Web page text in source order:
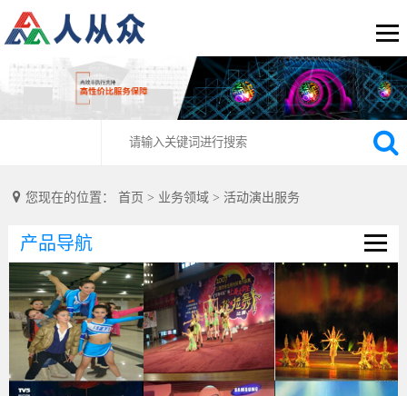
您现在的位置： 首页 > 业务领域> 活动演出服务
产品导航